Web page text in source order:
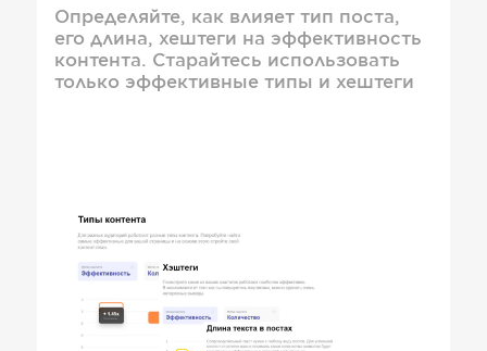
Определяйте, как влияет тип поста,
его длина, хештеги на эффективность
контента. Старайтесь использовать
только эффективные типы и хештеги